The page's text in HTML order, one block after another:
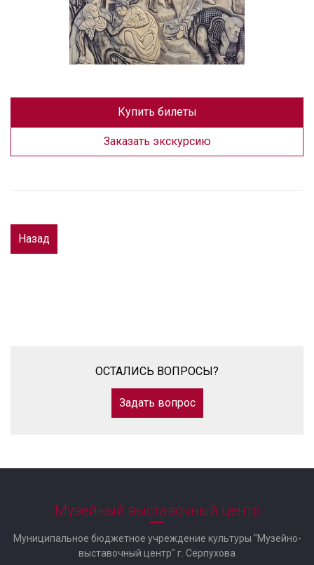
Купить билеты
Заказать экскурсию
Назад
ОСТАЛИСЬ ВОПРОСЫ?
Задать вопрос
Музейный выставочный центр
Муниципальное бюджетное учреждение культуры "Музейно-
выставочный центр" г. Серпухова